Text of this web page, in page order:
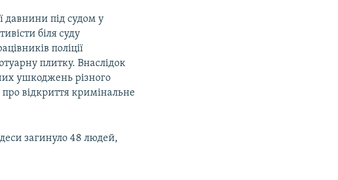
давнини під судом у
біля суду
поліції
плитку. Внаслідок
ушкоджень різного
про відкриття кримінальне
загинуло 48 людей,